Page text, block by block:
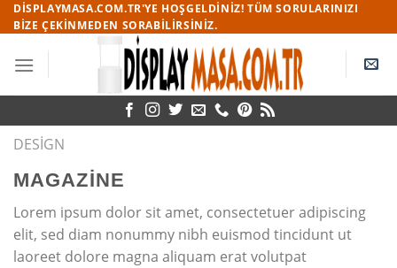
Skip
to
content
DISPLAYMASA.COM.TR'YE HOŞGELDINIZ! TÜM SORULARINIZI
BIZE ÇEKINMEDEN SORABILIRSINIZ.
DESIGN
MAGAZINE
Lorem ipsum dolor sit amet, consectetuer adipiscing
elit, sed diam nonummy nibh euismod tincidunt ut
laoreet dolore magna aliquam erat volutpat